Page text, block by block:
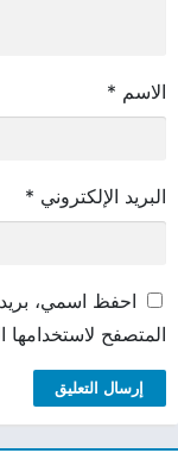
الاسم *
البريد الإلكتروني *
احفظ اسمي،
المتصفح لاستخدامها